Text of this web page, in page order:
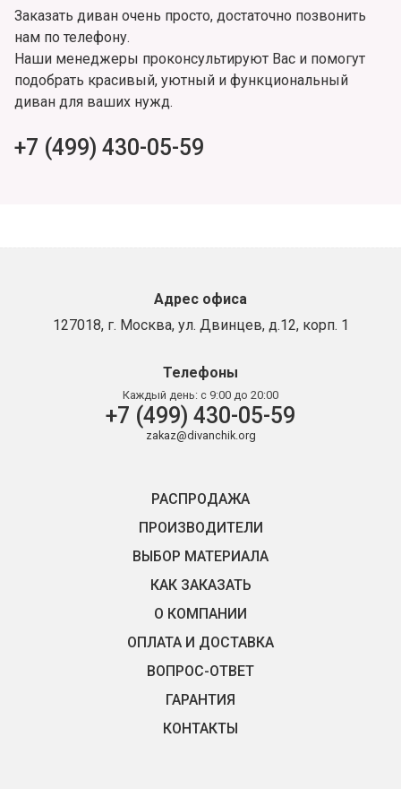
Заказать диван очень просто, достаточно позвонить
нам по телефону.
Наши менеджеры проконсультируют Вас и помогут
подобрать красивый, уютный и функциональный
диван для ваших нужд.
+7 (499) 430-05-59
Адрес офиса
127018, г. Москва, ул. Двинцев, д.12, корп. 1
Телефоны
Каждый день: с 9:00 до 20:00
+7 (499) 430-05-59
zakaz@divanchik.org
РАСПРОДАЖА
ПРОИЗВОДИТЕЛИ
ВЫБОР МАТЕРИАЛА
КАК ЗАКАЗАТЬ
О КОМПАНИИ
ОПЛАТА И ДОСТАВКА
ВОПРОС-ОТВЕТ
ГАРАНТИЯ
КОНТАКТЫ